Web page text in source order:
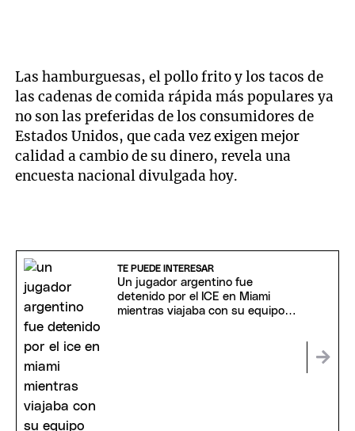
Las hamburguesas, el pollo frito y los tacos de
las cadenas de comida rápida más populares ya
no son las preferidas de los consumidores de
Estados Unidos, que cada vez exigen mejor
calidad a cambio de su dinero, revela una
encuesta nacional divulgada hoy.
TE PUEDE INTERESAR
Un jugador argentino fue
detenido por el ICE en Miami
mientras viajaba con su equipo